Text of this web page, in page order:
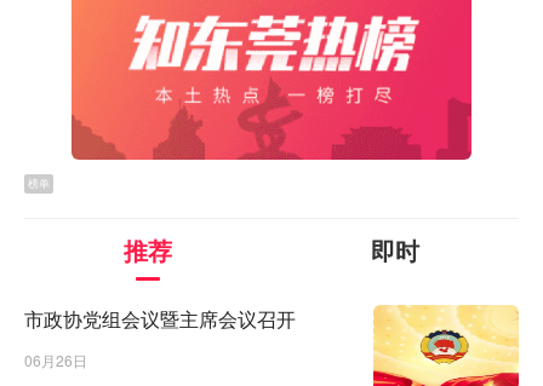
榜单
推荐 即时
市政协党组会议暨主席会议召开
06月26日